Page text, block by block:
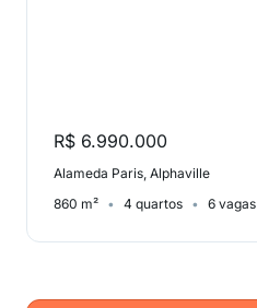
R$ 6.990.000
Alameda Paris, Alphaville
860 m²
4 quartos 6 vagas